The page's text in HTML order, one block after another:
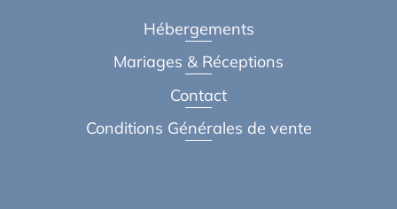
Hébergements
Mariages & Réceptions
Contact
Conditions Générales de vente